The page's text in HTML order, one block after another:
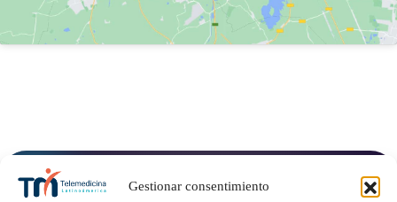
Gestionar consentimiento